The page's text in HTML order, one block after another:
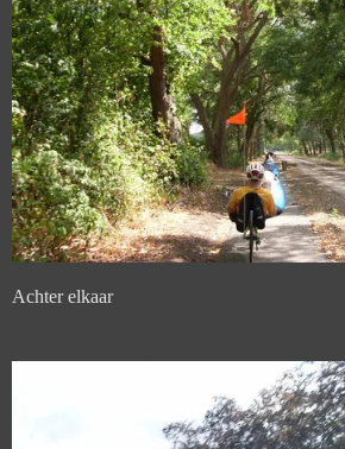
Achter elkaar